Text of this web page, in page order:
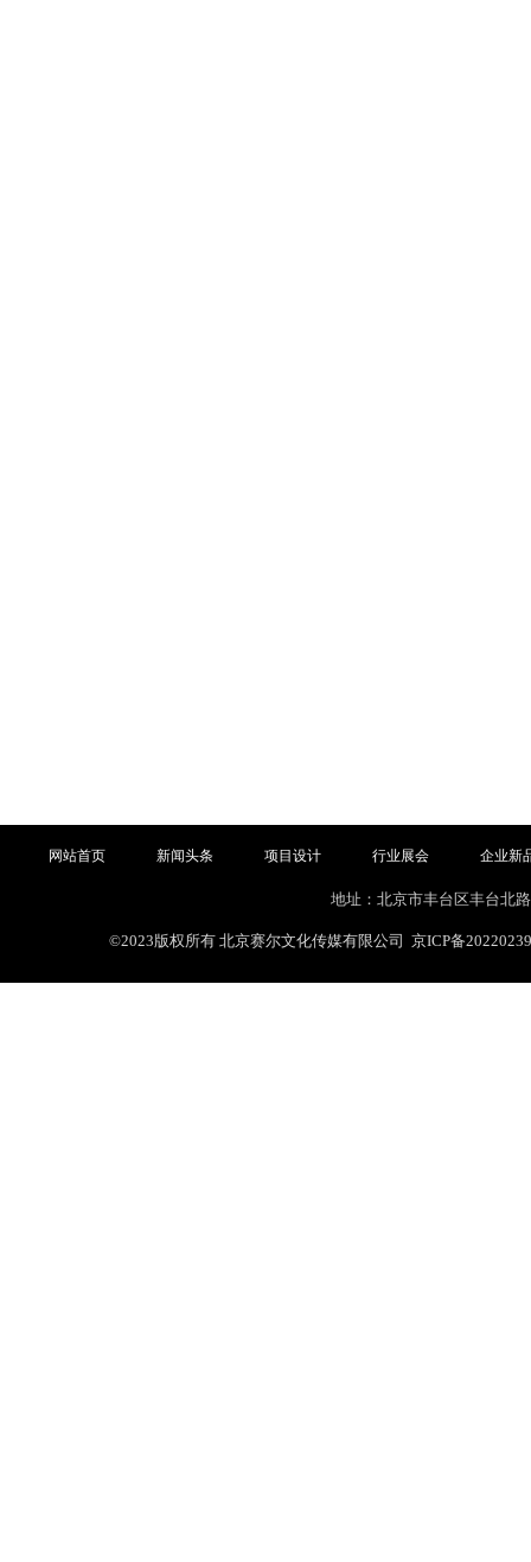
©2023版权所有 北京赛尔文化传媒有限公司 京ICP备
网站首页 新闻头条 项目设计 行业展会 企业新品
地址： 北京市丰台区丰台北
网站首页 新闻头条 项目设计 行业展会 企业新